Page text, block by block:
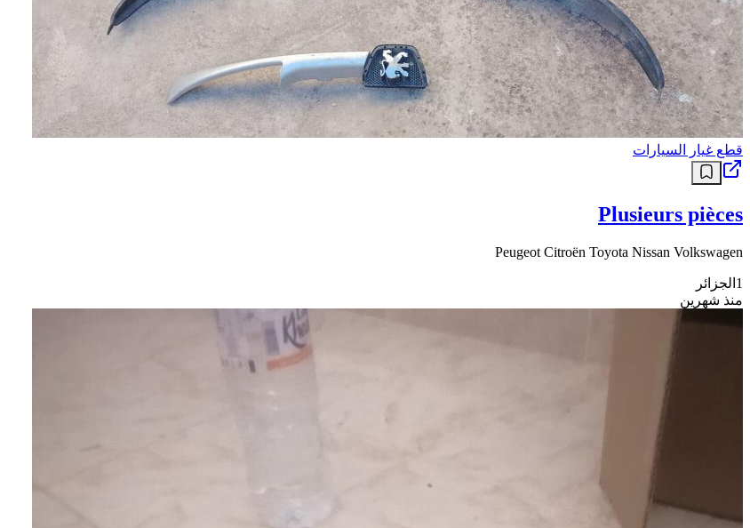
قطع غيار السيارات
Plusieurs pièces
Peugeot Citroën Toyota Nissan Volkswagen
1 الجزائر
منذ شهرين